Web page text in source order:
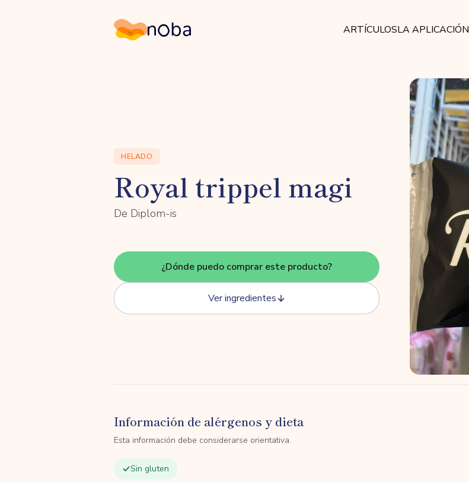
Noba ARTÍCULOSLA APLICACIÓN
HELADO
Royal trippel magi
De Diplom-is
¿Dónde puedo comprar este producto?
Ver ingredientes
Información de alérgenos y dieta
Esta información debe considerarse orientativa.
Sin gluten